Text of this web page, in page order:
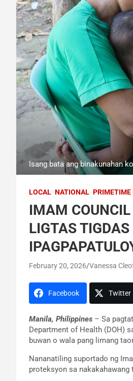
Isang bata ang binakunahan
LOCAL NATIONAL PRIMETIME
IMAM
LIGTAS
February 20, 2026 Vanessa
Facebook Twitter
Manila, Philippines – Sa
Department of Health (DOH)
buwan o wala pang limang
Nananatiling suportado ng
proteksyon sa nakakahawang